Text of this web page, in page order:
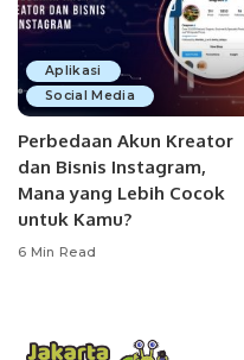
Aplikasi
Social Media
Perbedaan Akun Kreator
dan Bisnis Instagram,
Mana yang Lebih Cocok
untuk Kamu?
6 Min Read